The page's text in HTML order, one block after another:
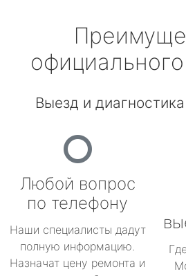
Выезд и
Любой вопрос
по телефону
Наши специалисты дадут
полную информацию.
Назначат цену ремонта и